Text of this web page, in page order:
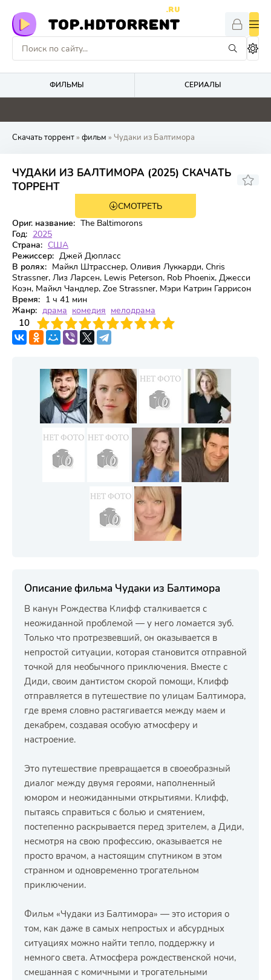
TOP.HDTORRENT
.RU
ФИЛЬМЫ СЕРИАЛЫ
0 0 4.1 0
Скачать торрент» фильм » Чудаки из Балтимора
ЧУДАКИ ИЗ БАЛТИМОРА (2025) СКАЧАТЬ
ТОРРЕНТ
СМОТРЕТЬ
Ориг. название: The Baltimorons
Год: 2025
Страна: США
Режиссер: Джей Дюпласс
В ролях: Майкл Штрасснер, Оливия Луккарди, Chris
Strassner, Лиз Ларсен, Lewis Peterson, Rob Phoenix, Джесси
Коэн, Майкл Чандлер, Zoe Strassner, Мэри Катрин Гаррисон
Время: 1 ч 41 мин
Жанр: драма комедия мелодрама
10
4 6 7 8 9 10
Описание фильма Чудаки из Балтимора
В канун Рождества Клифф сталкивается с
неожиданной проблемой — у него ломается зуб.
Только что протрезвевший, он оказывается в
непростой ситуации, которая становится отправной
точкой для необычного приключения. Вместе с
Диди, своим дантистом скорой помощи, Клифф
отправляется в путешествие по улицам Балтимора,
где время словно растягивается между маем и
декабрем, создавая особую атмосферу и
настроение.
Это путешествие превращается в своеобразный
диалог между двумя героями, наполненный
юмором и неожиданными открытиями. Клифф,
пытаясь справиться с болью и смятением,
постепенно раскрывается перед зрителем, а Диди,
несмотря на свою профессию, оказывается не
просто врачом, а настоящим спутником в этом
странном и одновременно трогательном
приключении.
Фильм «Чудаки из Балтимора» — это история о
том, как даже в самых непростых и абсурдных
ситуациях можно найти тепло, поддержку и
немного света. Атмосфера рождественской ночи,
смешанная с комичными и трогательными